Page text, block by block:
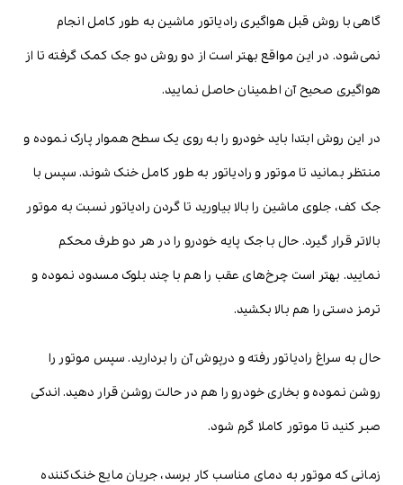
گاهی با روش قبل هواگیری رادیاتور ماشین به طور کامل انجام
نمی‌شود. در این مواقع بهتر است از دو روش دو جک کمک گرفته تا از
هواگیری صحیح آن اطمینان حاصل نمایید.
در این روش ابتدا باید خودرو را به روی یک سطح هموار پارک نموده و
منتظر بمانید تا موتور و رادیاتور به طور کامل خنک شوند. سپس با
جک کف، جلوی ماشین را بالا بیاورید تا گردن رادیاتور نسبت به موتور
بالاتر قرار گیرد. حال با جک پایه خودرو را در هر دو طرف محکم
نمایید. بهتر است چرخ‌های عقب را هم با چند بلوک مسدود نموده و
ترمز دستی را هم بالا بکشید.
حال به سراغ رادیاتور رفته و درپوش آن را بردارید. سپس موتور را
روشن نموده و بخاری خودرو را هم در حالت روشن قرار دهید. اندکی
صبر کنید تا موتور کاملا گرم شود.
زمانی که موتور به دمای مناسب کار برسد، جریان مایع خنک‌کننده